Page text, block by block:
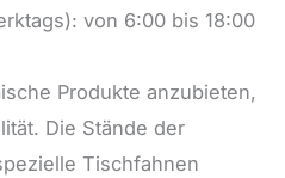
von 6:00 bis 18:00
Produkte anzubieten,
Die Stände der
Tischfahnen